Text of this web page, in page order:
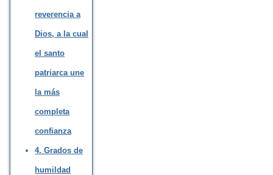
reverencia a
Dios, a la cual
el santo
patriarca une
la más
completa
confianza
4. Grados de
humildad